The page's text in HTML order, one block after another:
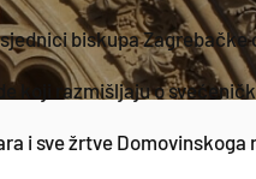
biskupa
koji razmišljaju o
i sve žrtve Domovinskoga